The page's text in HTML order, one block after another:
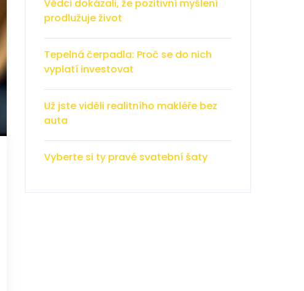
Vědci dokázali, že pozitivní myšlení
prodlužuje život
Tepelná čerpadla: Proč se do nich
vyplatí investovat
Už jste viděli realitního makléře bez
auta
Vyberte si ty pravé svatební šaty